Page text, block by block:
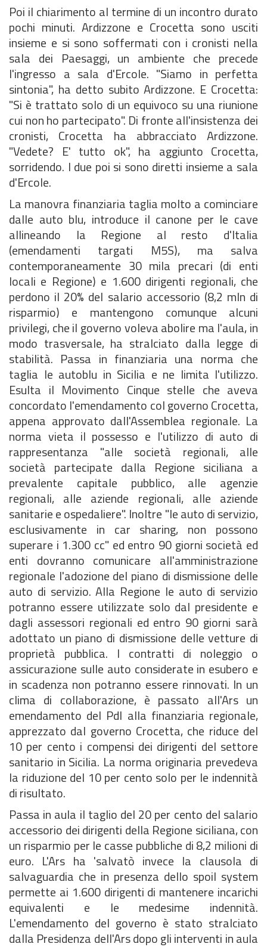
Poi il chiarimento al termine di un incontro durato
pochi minuti. Ardizzone e Crocetta sono usciti
insieme e si sono soffermati con i cronisti nella
sala dei Paesaggi, un ambiente che precede
l'ingresso a sala d'Ercole. "Siamo in perfetta
sintonia", ha detto subito Ardizzone. E Crocetta:
"Si è trattato solo di un equivoco su una riunione
cui non ho partecipato". Di fronte all'insistenza dei
cronisti, Crocetta ha abbracciato Ardizzone.
"Vedete? E' tutto ok", ha aggiunto Crocetta,
sorridendo. I due poi si sono diretti insieme a sala
d'Ercole.
La manovra finanziaria taglia molto a cominciare
dalle auto blu, introduce il canone per le cave
allineando la Regione al resto d'Italia
(emendamenti targati M5S), ma salva
contemporaneamente 30 mila precari (di enti
locali e Regione) e 1.600 dirigenti regionali, che
perdono il 20% del salario accessorio (8,2 mln di
risparmio) e mantengono comunque alcuni
privilegi, che il governo voleva abolire ma l'aula, in
modo trasversale, ha stralciato dalla legge di
stabilità. Passa in finanziaria una norma che
taglia le autoblu in Sicilia e ne limita l'utilizzo.
Esulta il Movimento Cinque stelle che aveva
concordato l'emendamento col governo Crocetta,
appena approvato dall'Assemblea regionale. La
norma vieta il possesso e l'utilizzo di auto di
rappresentanza "alle società regionali, alle
società partecipate dalla Regione siciliana a
prevalente capitale pubblico, alle agenzie
regionali, alle aziende regionali, alle aziende
sanitarie e ospedaliere". Inoltre "le auto di servizio,
esclusivamente in car sharing, non possono
superare i 1.300 cc" ed entro 90 giorni società ed
enti dovranno comunicare all'amministrazione
regionale l'adozione del piano di dismissione delle
auto di servizio. Alla Regione le auto di servizio
potranno essere utilizzate solo dal presidente e
dagli assessori regionali ed entro 90 giorni sarà
adottato un piano di dismissione delle vetture di
proprietà pubblica. I contratti di noleggio o
assicurazione sulle auto considerate in esubero e
in scadenza non potranno essere rinnovati. In un
clima di collaborazione, è passato all'Ars un
emendamento del Pdl alla finanziaria regionale,
apprezzato dal governo Crocetta, che riduce del
10 per cento i compensi dei dirigenti del settore
sanitario in Sicilia. La norma originaria prevedeva
la riduzione del 10 per cento solo per le indennità
di risultato.
Passa in aula il taglio del 20 per cento del salario
accessorio dei dirigenti della Regione siciliana, con
un risparmio per le casse pubbliche di 8,2 milioni di
euro. L'Ars ha 'salvatò invece la clausola di
salvaguardia che in presenza dello spoil system
permette ai 1.600 dirigenti di mantenere incarichi
equivalenti e le medesime indennità.
L'emendamento del governo è stato stralciato
dalla Presidenza dell'Ars dopo gli interventi in aula